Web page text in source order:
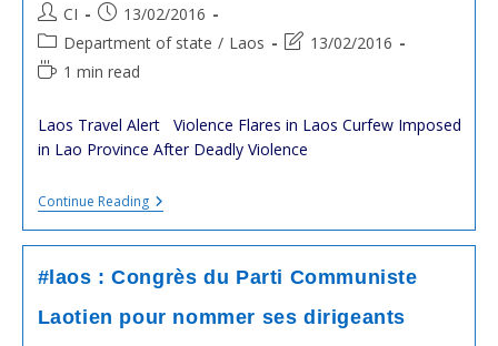
Post
author:
CI
Post
published:
13/02/2016
Post
category:
Department of state / Laos
Post13/02/2016
Reading1 min read
Laos Travel Alert Violence Flares in Laos Curfew Imposed
in Lao Province After Deadly Violence
Continue Reading#laos
:
Existence
Groupe
De
Armée
#laos : Congrès du Parti Communiste
Laotien pour nommer ses dirigeants